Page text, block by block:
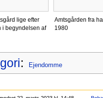
lige efter
i begyndelsen af
Amtsgården fra
1980
: Ejendomme